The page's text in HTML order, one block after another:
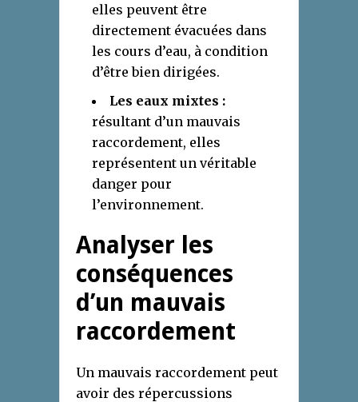
elles peuvent être
directement évacuées dans
les cours d’eau, à condition
d’être bien dirigées.
Les eaux mixtes :
résultant d’un mauvais
raccordement, elles
représentent un véritable
danger pour
l’environnement.
Analyser les
conséquences
d’un mauvais
raccordement
Un mauvais raccordement peut
avoir des répercussions